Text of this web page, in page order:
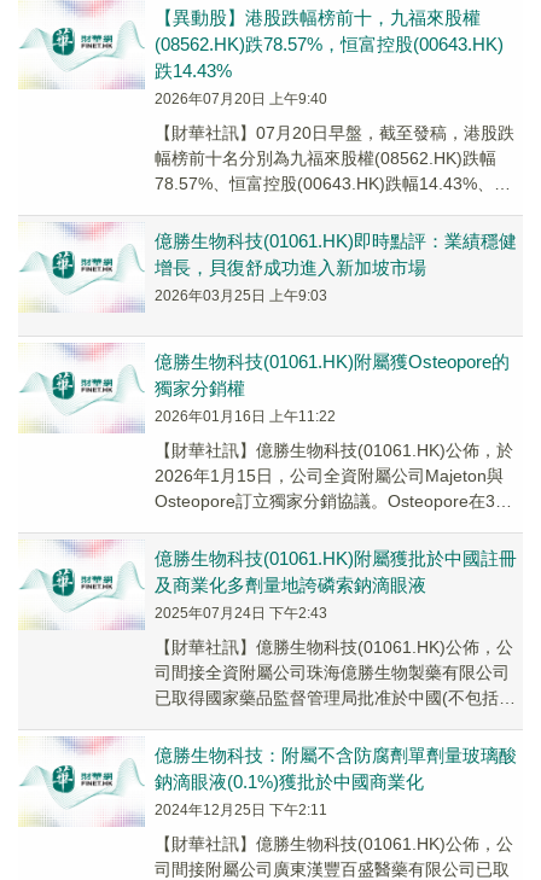
【異動股】港股跌幅榜前十，九福來股權
(08562.HK)跌78.57%，恒富控股(00643.HK)
跌14.43%
2026年07月20日 上午9:40
【財華社訊】07月20日早盤，截至發稿，港股跌
幅榜前十名分別為九福來股權(08562.HK)跌幅
78.57%、恒富控股(00643.HK)跌幅14.43%、力
億勝生物科技(01061.HK)即時點評：業績穩健
增長，貝復舒成功進入新加坡市場
2026年03月25日 上午9:03
億勝生物科技(01061.HK)附屬獲Osteopore的
獨家分銷權
2026年01月16日 上午11:22
【財華社訊】億勝生物科技(01061.HK)公佈，於
2026年1月15日，公司全資附屬公司Majeton與
Osteopore訂立獨家分銷協議。Osteopore在3D
億勝生物科技(01061.HK)附屬獲批於中國註冊
及商業化多劑量地誇磷索鈉滴眼液
2025年07月24日 下午2:43
【財華社訊】億勝生物科技(01061.HK)公佈，公
司間接全資附屬公司珠海億勝生物製藥有限公司
已取得國家藥品監督管理局批准於中國(不包括香
億勝生物科技：附屬不含防腐劑單劑量玻璃酸
鈉滴眼液(0.1%)獲批於中國商業化
2024年12月25日 下午2:11
【財華社訊】億勝生物科技(01061.HK)公佈，公
司間接附屬公司廣東漢豐百盛醫藥有限公司已取